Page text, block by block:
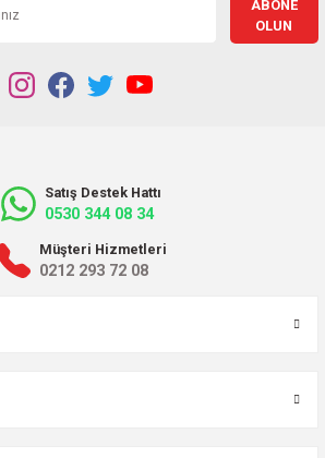
ABONE
OLUN
Satış Destek Hattı
0530 344 08 34
Müşteri Hizmetleri
0212 293 72 08